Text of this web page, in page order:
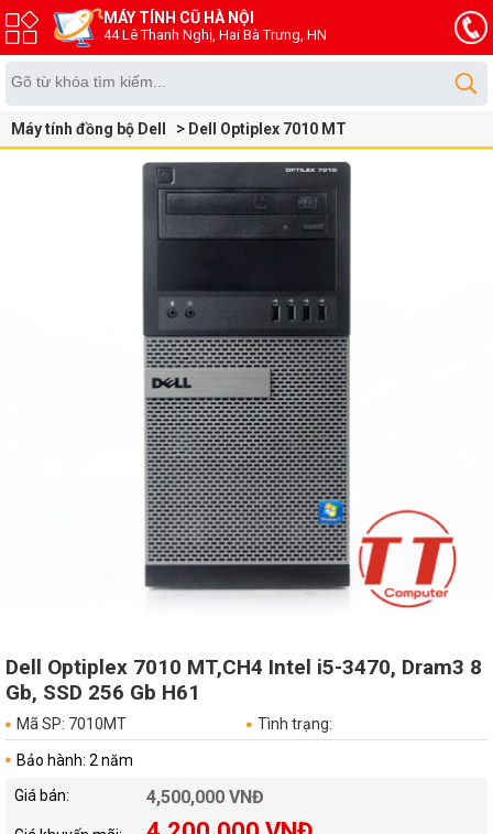
MÁY TÍNH CŨ HÀ NỘI
44 Lê Thanh Nghị, Hai Bà Trưng, HN
Máy tính đồng bộ Dell Dell Optiplex 7010 MT
Dell Optiplex 7010 MT,CH4 Intel i5-3470, Dram3 8
Gb, SSD 256 Gb H61
Mã SP: 7010MT Tình trạng:
Bảo hành: 2 năm
Giá bán:
4,500,000 VNĐ